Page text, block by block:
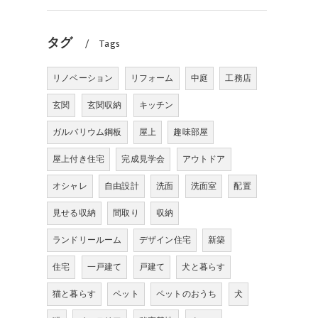
タグ Tags
リノベーション リフォーム 中庭
工務店
玄関
玄関収納
キッチン
ガルバリウム鋼板
屋上
趣味部屋
屋上付き住宅
完成見学会
アウトドア
オシャレ
自由設計 洗面 洗面室
配置
見せる収納
間取り
収納
ランドリールーム
デザイン住宅
新築
住宅
一戸建て 戸建て
犬と暮らす
猫と暮らす
ペット ペットのおうち
犬